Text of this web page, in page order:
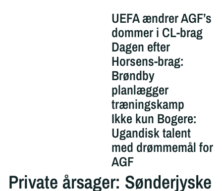
UEFA ændrer AGF’s
dommer i CL-brag
Dagen efter
Horsens-brag:
Brøndby
planlægger
træningskamp
Ikke kun Bogere:
Ugandisk talent
med drømmemål for
AGF
Private årsager: Sønderjyske